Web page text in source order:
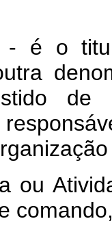
- é o
de
ou